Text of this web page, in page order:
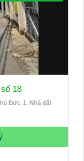
18
Đức, 1. Nhà đất